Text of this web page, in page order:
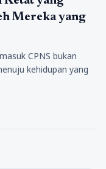
Mereka yang
CPNS bukan
kehidupan yang